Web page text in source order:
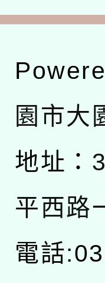
園市大
地址：
平西路
電話